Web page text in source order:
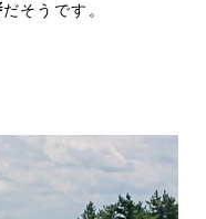
だそうです。